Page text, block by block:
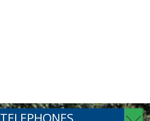
TELEPHONES